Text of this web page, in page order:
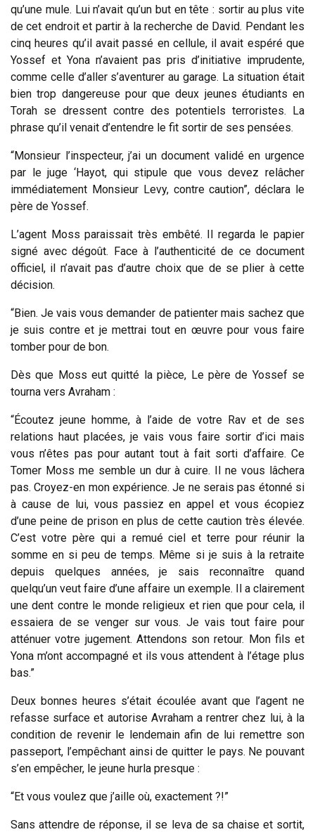
qu’une mule. Lui n’avait qu’un but en tête : sortir au plus vite
de cet endroit et partir à la recherche de David. Pendant les
cinq heures qu’il avait passé en cellule, il avait espéré que
Yossef et Yona n’avaient pas pris d’initiative imprudente,
comme celle d’aller s’aventurer au garage. La situation était
bien trop dangereuse pour que deux jeunes étudiants en
Torah se dressent contre des potentiels terroristes. La
phrase qu’il venait d’entendre le fit sortir de ses pensées.
“Monsieur l’inspecteur, j’ai un document validé en urgence
par le juge ‘Hayot, qui stipule que vous devez relâcher
immédiatement Monsieur Levy, contre caution”, déclara le
père de Yossef.
L’agent Moss paraissait très embêté. Il regarda le papier
signé avec dégoût. Face à l’authenticité de ce document
officiel, il n’avait pas d’autre choix que de se plier à cette
décision.
“Bien. Je vais vous demander de patienter mais sachez que
je suis contre et je mettrai tout en œuvre pour vous faire
tomber pour de bon.
Dès que Moss eut quitté la pièce, Le père de Yossef se
tourna vers Avraham :
“Écoutez jeune homme, à l’aide de votre Rav et de ses
relations haut placées, je vais vous faire sortir d’ici mais
vous n’êtes pas pour autant tout à fait sorti d’affaire. Ce
Tomer Moss me semble un dur à cuire. Il ne vous lâchera
pas. Croyez-en mon expérience. Je ne serais pas étonné si
à cause de lui, vous passiez en appel et vous écopiez
d’une peine de prison en plus de cette caution très élevée.
C’est votre père qui a remué ciel et terre pour réunir la
somme en si peu de temps. Même si je suis à la retraite
depuis quelques années, je sais reconnaître quand
quelqu’un veut faire d’une affaire un exemple. Il a clairement
une dent contre le monde religieux et rien que pour cela, il
essaiera de se venger sur vous. Je vais tout faire pour
atténuer votre jugement. Attendons son retour. Mon fils et
Yona m’ont accompagné et ils vous attendent à l’étage plus
bas.”
Deux bonnes heures s’était écoulée avant que l’agent ne
refasse surface et autorise Avraham a rentrer chez lui, à la
condition de revenir le lendemain afin de lui remettre son
passeport, l’empêchant ainsi de quitter le pays. Ne pouvant
s’en empêcher, le jeune hurla presque :
“Et vous voulez que j’aille où, exactement ?!”
Sans attendre de réponse, il se leva de sa chaise et sortit,